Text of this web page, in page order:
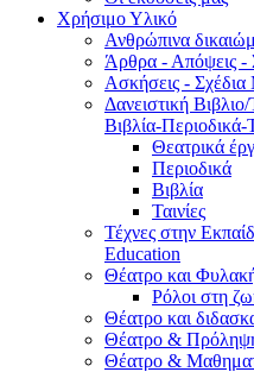
Χρήσιμο Υλικό
Ανθρώπινα
Άρθρα - Απόψεις -
Ασκήσεις -
Δανειστική
Βιβλία-Περιοδικά-
Θεατρικά
Περιοδικά
Βιβλία
Ταινίες
Τέχνες στην
Education
Θέατρο και
Ρόλοι στη
Θέατρο και
Θέατρο &
Θέατρο &